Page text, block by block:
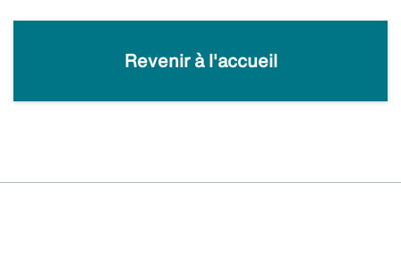
Revenir à l'accueil